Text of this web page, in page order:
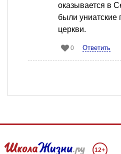
оказывается в
были
церкви.
0 Ответить
12+